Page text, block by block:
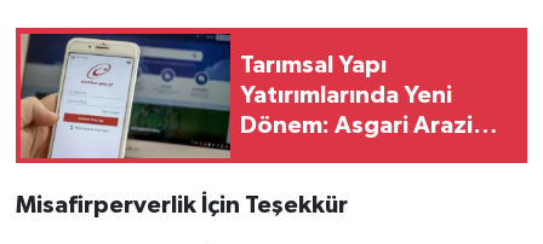
Tarımsal Yapı
Yatırımlarında Yeni
Dönem: Asgari Arazi
Misafirperverlik İçin Teşekkür